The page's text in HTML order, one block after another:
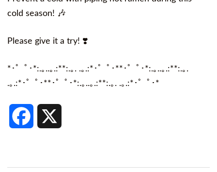
cold season! 🎶
Please give it a try! ❣️
* ･゜ﾟ･ *:.｡ ..｡ .:**:.｡ . .｡ .:* ･゜ﾟ･ ** ･゜ﾟ･ *:.｡ ..｡ .:**:.｡ .
.｡ .:* ･゜ﾟ･ ** ･゜ﾟ･ *:.｡ ..｡ .:**:.｡ . .｡ .:* ･゜ﾟ･ *
Facebook